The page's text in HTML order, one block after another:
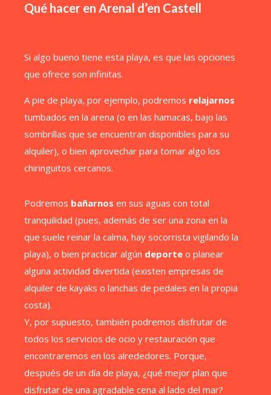
Qué hacer en Arenal d’en Castell
Si algo bueno tiene esta playa, es que las opciones
que ofrece son infinitas.
A pie de playa, por ejemplo, podremos relajarnos
tumbados en la arena (o en las hamacas, bajo las
sombrillas que se encuentran disponibles para su
alquiler), o bien aprovechar para tomar algo los
chiringuitos cercanos.
Podremos bañarnos en sus aguas con total
tranquilidad (pues, además de ser una zona en la
que suele reinar la calma, hay socorrista vigilando la
playa), o bien practicar algún deporte o planear
alguna actividad divertida (existen empresas de
alquiler de kayaks o lanchas de pedales en la propia
costa).
Y, por supuesto, también podremos disfrutar de
todos los servicios de ocio y restauración que
encontraremos en los alrededores. Porque,
después de un día de playa, ¿qué mejor plan que
disfrutar de una agradable cena al lado del mar?